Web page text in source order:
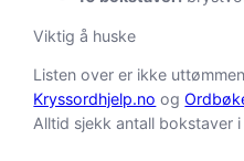
Viktig å huske
Listen over er ikke
Kryssordhjelp.no og
Alltid sjekk antall bokstaver